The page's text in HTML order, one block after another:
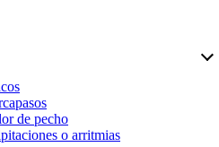
de pecho
o arritmias